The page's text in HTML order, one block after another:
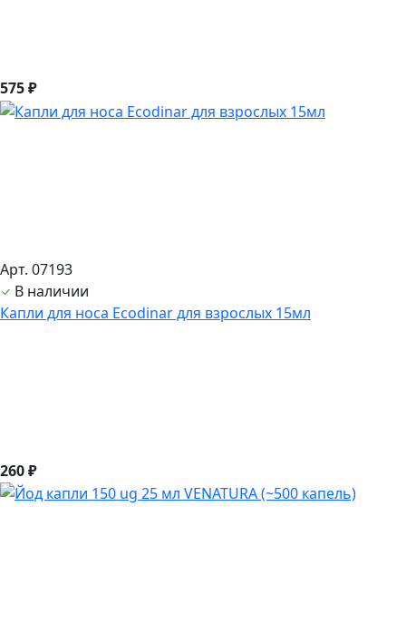
575 ₽
Арт. 07193
В наличии
Капли для носа Ecodinar для взрослых 15мл
260 ₽